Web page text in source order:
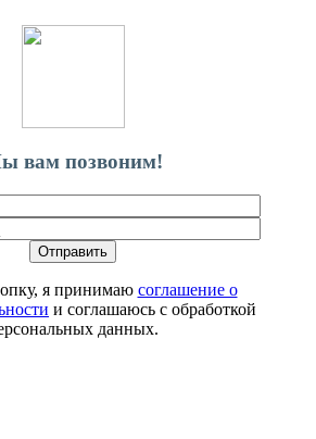
вам позвоним!
я принимаю соглашение о
и соглашаюсь с обработкой
данных.